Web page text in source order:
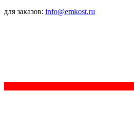
для заказов: info@emkost.ru